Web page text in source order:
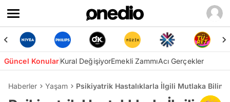
Güncel KonularKural DeğişiyorEmekli ZammıAcı Gerçekler
Haberler Yaşam Psikiyatrik Hastalıklarla İlgili Mutlaka